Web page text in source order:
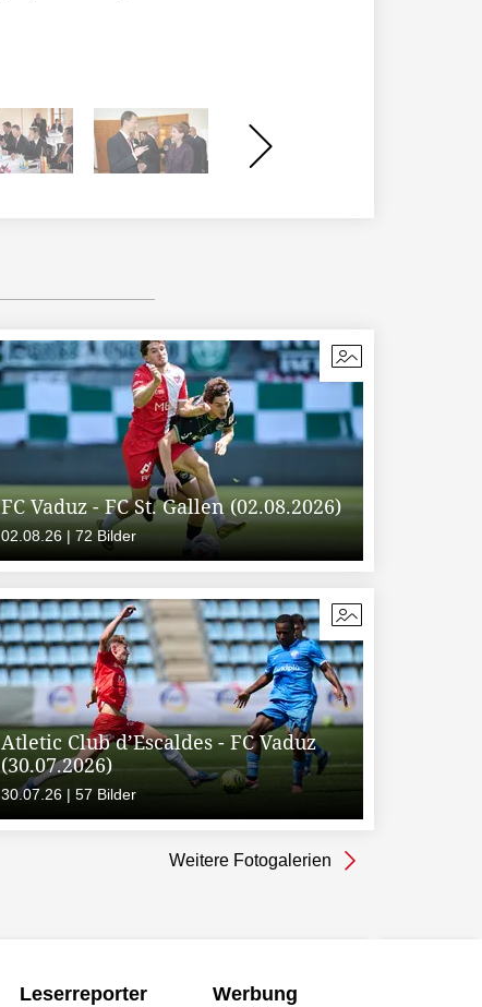
FC Vaduz - FC St. Gallen (02.08.2026)
02.08.26 | 72 Bilder
Atletic Club d’Escaldes - FC Vaduz
(30.07.2026)
30.07.26 | 57 Bilder
Weitere Fotogalerien
Leserreporter Werbung